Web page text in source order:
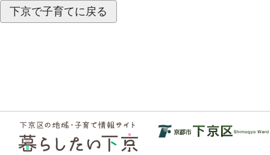
下京で子育てに戻る
フッ
ター